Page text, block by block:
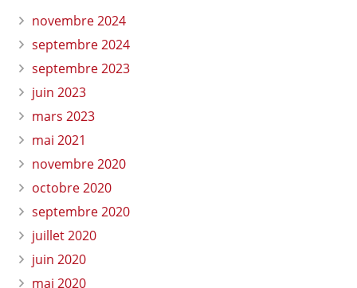
novembre 2024
septembre 2024
septembre 2023
juin 2023
mars 2023
mai 2021
novembre 2020
octobre 2020
septembre 2020
juillet 2020
juin 2020
mai 2020